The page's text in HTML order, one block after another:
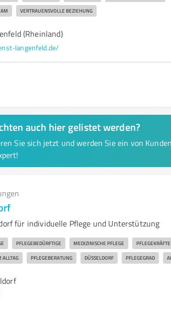
VERTRAUENSVOLLE BEZIEHUNG
(Rheinland)
langenfeld.de/
auch hier gelistet werden?
Sie sich jetzt und werden Sie ein von
für individuelle Pflege und Unterstützung
PFLEGEBEDÜRFTIGE MEDIZINISCHE PFLEGE PFLEGEKRÄFTE
ALLTAG PFLEGEBERATUNG DÜSSELDORF PFLEGEGRAD